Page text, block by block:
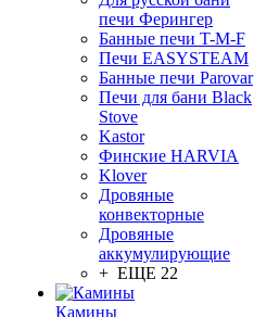
печи Ферингер
Банные печи T-M-F
Печи EASYSTEAM
Банные печи Parovar
Печи для бани Black
Stove
Kastor
Финские HARVIA
Klover
Дровяные
конвекторные
Дровяные
аккумулирующие
+ ЕЩЕ 22
Камины